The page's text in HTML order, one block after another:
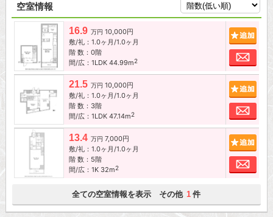
空室情報
16.9 万円 10,000円
敷/礼：1.0ヶ月/1.0ヶ月
階 数：0階
間/広：1LDK 44.99m2
お
21.5 万円 10,000円
敷/礼：1.0ヶ月/1.0ヶ月
階 数：3階
間/広：1LDK 47.14m2
お
13.4 万円 7,000円
敷/礼：1.0ヶ月/1.0ヶ月
階 数：5階
間/広：1K 32m2
お
全ての空室情報を表示 その他 1 件